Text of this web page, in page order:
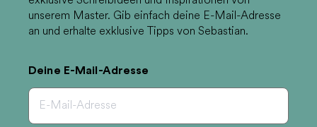
unserem Master. Gib einfach deine E-Mail-Adresse
an und erhalte exklusive Tipps von Sebastian.
Deine E-Mail-Adresse